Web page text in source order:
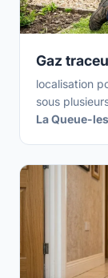
Gaz
localisation
sous
La Queue-